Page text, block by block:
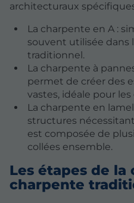
architecturaux
La charpente en A :
souvent utilisée dans
traditionnel.
La charpente à
permet de créer des
vastes, idéale pour
La charpente en
structures
est composée de
collées ensemble.
Les étapes de
charpente